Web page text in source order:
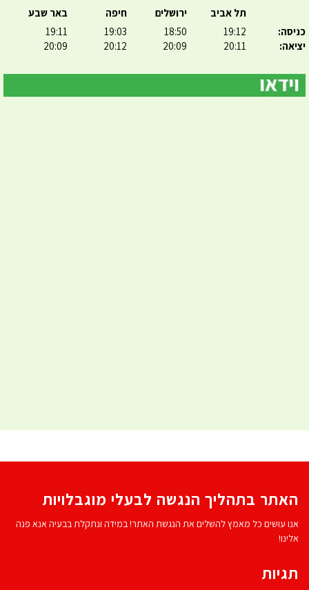
כניסה:
יציאה:
תל אביב
19:12
20:11
ירושלים
18:50
20:09
חיפה
19:03
20:12
באר שבע
19:11
20:09
האתר בתהליך הנגשה לבעלי מוגבלויות
אנו עושים כל מאמץ להשלים את הנגשת האתר! במידה ונתקלת בבעיה אנא פנה
אלינו!
תגיות